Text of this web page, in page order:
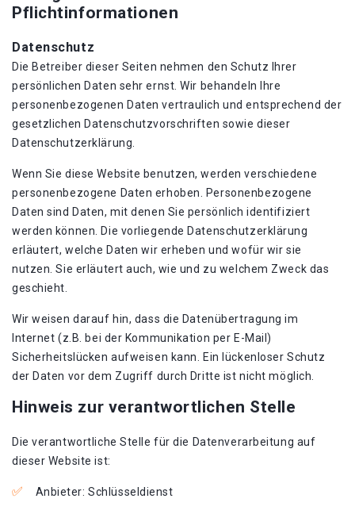
Pflichtinformationen
Datenschutz
Die Betreiber dieser Seiten nehmen den Schutz Ihrer
persönlichen Daten sehr ernst. Wir behandeln Ihre
personenbezogenen Daten vertraulich und entsprechend der
gesetzlichen Datenschutzvorschriften sowie dieser
Datenschutzerklärung.
Wenn Sie diese Website benutzen, werden verschiedene
personenbezogene Daten erhoben. Personenbezogene
Daten sind Daten, mit denen Sie persönlich identifiziert
werden können. Die vorliegende Datenschutzerklärung
erläutert, welche Daten wir erheben und wofür wir sie
nutzen. Sie erläutert auch, wie und zu welchem Zweck das
geschieht.
Wir weisen darauf hin, dass die Datenübertragung im
Internet (z.B. bei der Kommunikation per E-Mail)
Sicherheitslücken aufweisen kann. Ein lückenloser Schutz
der Daten vor dem Zugriff durch Dritte ist nicht möglich.
Hinweis zur verantwortlichen Stelle
Die verantwortliche Stelle für die Datenverarbeitung auf
dieser Website ist:
Anbieter: Schlüsseldienst